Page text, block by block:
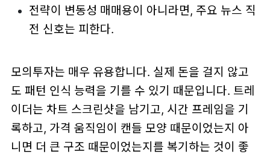
전략이 변동성 매매용이 아니라면, 주요 뉴스 직
전 신호는 피한다.
모의투자는 매우 유용합니다. 실제 돈을 걸지 않고
도 패턴 인식 능력을 기를 수 있기 때문입니다. 트레
이더는 차트 스크린샷을 남기고, 시간 프레임을 기
록하고, 가격 움직임이 캔들 모양 때문이었는지 아
니면 더 큰 구조 때문이었는지를 복기하는 것이 좋